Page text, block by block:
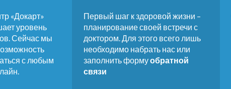
«Докарт»
уровень
Сейчас мы
с любым
Первый шаг к здоровой жизни –
планирование своей встречи с
доктором. Для этого всего лишь
необходимо набрать нас или
заполнить формуобратной
связи